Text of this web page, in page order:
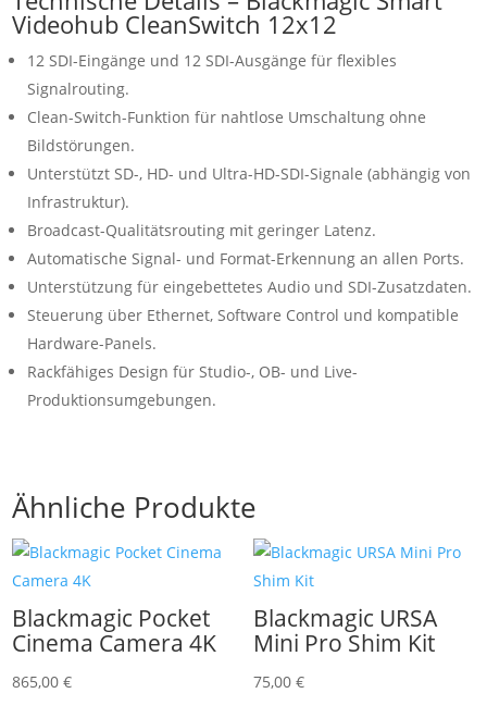
Videohub CleanSwitch 12x12
12 SDI-Eingänge und 12 SDI-Ausgänge für flexibles
Signalrouting.
Clean-Switch-Funktion für nahtlose Umschaltung ohne
Bildstörungen.
Unterstützt SD-, HD- und Ultra-HD-SDI-Signale (abhängig von
Infrastruktur).
Broadcast-Qualitätsrouting mit geringer Latenz.
Automatische Signal- und Format-Erkennung an allen Ports.
Unterstützung für eingebettetes Audio und SDI-Zusatzdaten.
Steuerung über Ethernet, Software Control und kompatible
Hardware-Panels.
Rackfähiges Design für Studio-, OB- und Live-
Produktionsumgebungen.
Ähnliche Produkte
Blackmagic Pocket
Cinema Camera 4K
865,00€
Blackmagic URSA
Mini Pro Shim Kit
75,00 €